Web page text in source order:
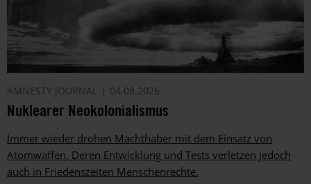
AMNESTY JOURNAL 04.08.2026
Nuklearer Neokolonialismus
Immer wieder drohen Machthaber mit dem Einsatz von
Atomwaffen. Deren Entwicklung und Tests verletzen jedoch
auch in Friedenszeiten Menschenrechte.